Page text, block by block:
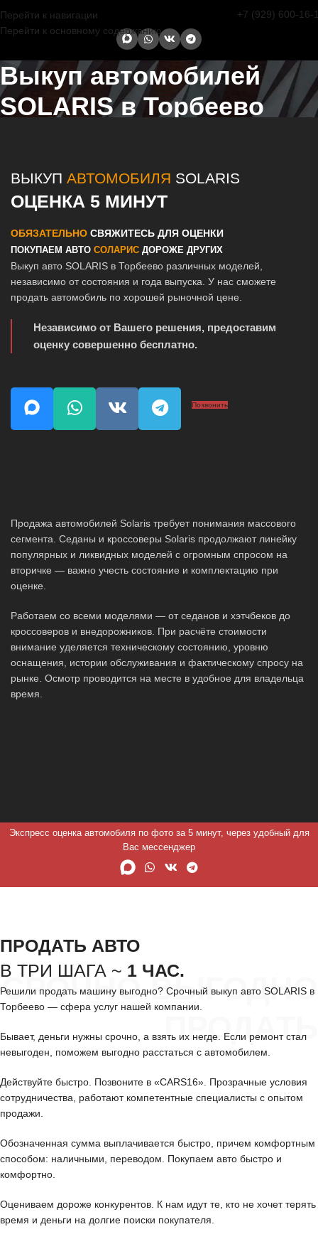
Перейти к навигации
Перейти к основному содержанию
+7 (929) 600-16-
Выкуп автомобилей
SOLARIS в Торбеево
ВЫКУП АВТОМОБИЛЯ SOLARIS
ОЦЕНКА 5 МИНУТ
ОБЯЗАТЕЛЬНО СВЯЖИТЕСЬ ДЛЯ ОЦЕНКИ
ПОКУПАЕМ АВТО СОЛАРИС ДОРОЖЕ ДРУГИХ
Выкуп авто SOLARIS в Торбеево различных моделей,
независимо от состояния и года выпуска. У нас сможете
продать автомобиль по хорошей рыночной цене.
Независимо от Вашего решения, предоставим
оценку совершенно бесплатно.
Позвонить
Продажа автомобилей Solaris требует понимания массового
сегмента. Седаны и кроссоверы Solaris продолжают линейку
популярных и ликвидных моделей с огромным спросом на
вторичке — важно учесть состояние и комплектацию при
оценке.
Работаем со всеми моделями — от седанов и хэтчбеков до
кроссоверов и внедорожников. При расчёте стоимости
внимание уделяется техническому состоянию, уровню
оснащения, истории обслуживания и фактическому спросу на
рынке. Осмотр проводится на месте в удобное для владельца
время.
Экспресс оценка автомобиля по фото за 5 минут, через удобный для
Вас мессенджер
СРОЧНО ВЫГОДНО
ПРОДАТЬ
ПРОДАТЬ АВТО
В ТРИ ШАГА ~ 1 ЧАС.
Решили продать машину выгодно? Срочный выкуп авто SOLARIS в
Торбеево — сфера услуг нашей компании.
Бывает, деньги нужны срочно, а взять их негде. Если ремонт стал
невыгоден, поможем выгодно расстаться с автомобилем.
Действуйте быстро. Позвоните в «CARS16». Прозрачные условия
сотрудничества, работают компетентные специалисты с опытом
продажи.
Обозначенная сумма выплачивается быстро, причем комфортным
способом: наличными, переводом. Покупаем авто быстро и
комфортно.
Оцениваем дороже конкурентов. К нам идут те, кто не хочет терять
время и деньги на долгие поиски покупателя.